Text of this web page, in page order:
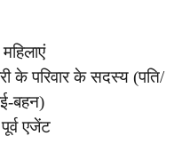
के परिवार के सदस्य (पति/
बहन)
एजेंट